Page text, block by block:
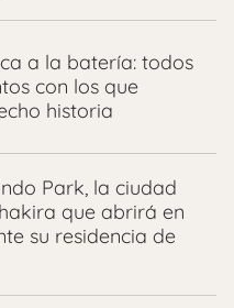
a la batería: todos
con los que
historia
Park, la ciudad
que abrirá en
su residencia de